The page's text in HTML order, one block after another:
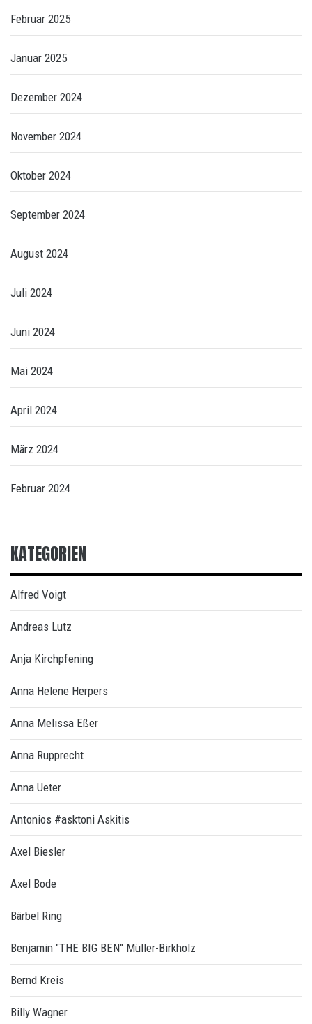
Februar 2025
Januar 2025
Dezember 2024
November 2024
Oktober 2024
September 2024
August 2024
Juli 2024
Juni 2024
Mai 2024
April 2024
März 2024
Februar 2024
KATEGORIEN
Alfred Voigt
Andreas Lutz
Anja Kirchpfening
Anna Helene Herpers
Anna Melissa Eßer
Anna Rupprecht
Anna Ueter
Antonios #asktoni Askitis
Axel Biesler
Axel Bode
Bärbel Ring
Benjamin "THE BIG BEN" Müller-Birkholz
Bernd Kreis
Billy Wagner